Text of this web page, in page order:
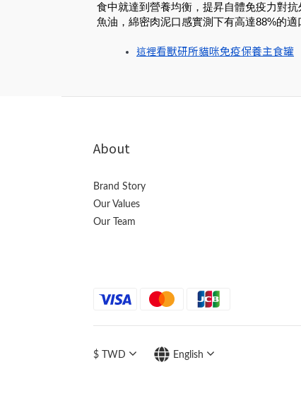
食中就達到營養均衡，提昇自體免疫力對
魚油，綿密肉泥口感實測下有高達88%的
這裡看獸研所貓咪免疫保養主食罐
About
Brand Story
Our Values
Our Team
$ TWD English